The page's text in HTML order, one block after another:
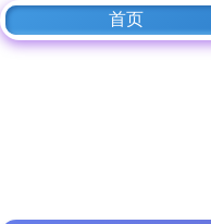
首页